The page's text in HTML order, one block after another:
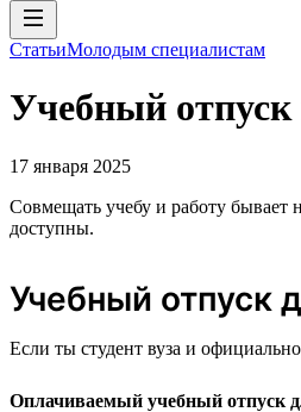
СтатьиМолодым специалистам
Учебный отпуск
17 января 2025
Совмещать учебу и работу бывает
доступны.
Учебный отпуск
Если ты студент вуза и
Оплачиваемый учебный отпуск